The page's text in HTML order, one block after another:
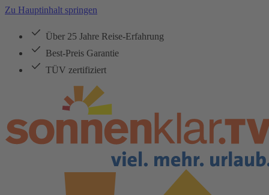
Zu Hauptinhalt springen
Über 25 Jahre Reise-Erfahrung
Best-Preis Garantie
TÜV zertifiziert